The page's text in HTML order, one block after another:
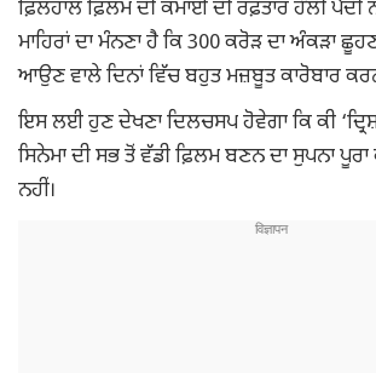
ਫ਼ਿਲਹਾਲ ਫ਼ਿਲਮ ਦੀ ਕਮਾਈ ਦੀ ਰਫ਼ਤਾਰ ਹੌਲੀ
ਮਾਹਿਰਾਂ ਦਾ ਮੰਨਣਾ ਹੈ ਕਿ 300 ਕਰੋੜ ਦਾ ਅੰਕੜਾ
ਆਉਣ ਵਾਲੇ ਦਿਨਾਂ ਵਿੱਚ ਬਹੁਤ ਮਜ਼ਬੂਤ ਕਾਰੋਬਾਰ
ਇਸ ਲਈ ਹੁਣ ਦੇਖਣਾ ਦਿਲਚਸਪ ਹੋਵੇਗਾ ਕਿ ਕੀ
ਸਿਨੇਮਾ ਦੀ ਸਭ ਤੋਂ ਵੱਡੀ ਫ਼ਿਲਮ ਬਣਨ ਦਾ ਸੁਪਨਾ
ਨਹੀਂ।